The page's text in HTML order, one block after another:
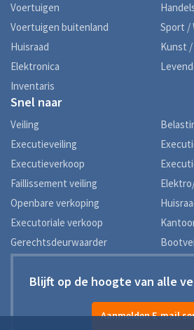
Voertuigen
Voertuigen buitenland
Huisraad
Elektronica
Inventaris
Sport /
Kunst
Snel naar
Veiling
Executieveiling
Executieverkoop
Faillissement veiling
Openbare verkoping
Executoriale verkoop
Gerechtsdeurwaarder
Blijft op de hoogte van alle
Aanmelden E-mail